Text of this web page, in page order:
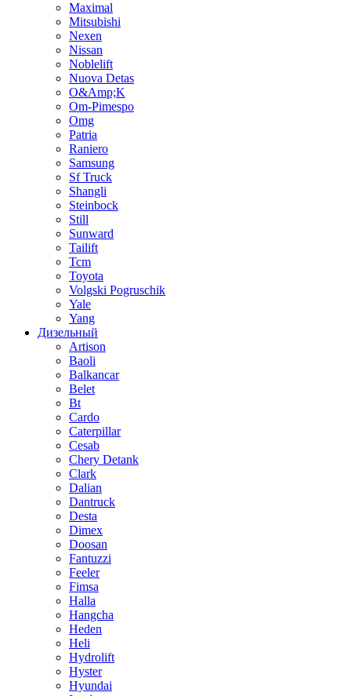
Maximal
Mitsubishi
Nexen
Nissan
Noblelift
Nuova Detas
O&Amp;K
Om-Pimespo
Omg
Patria
Raniero
Samsung
Sf Truck
Shangli
Steinbock
Still
Sunward
Tailift
Tcm
Toyota
Volgski Pogruschik
Yale
Yang
Дизельный
Artison
Baoli
Balkancar
Belet
Bt
Cardo
Caterpillar
Cesab
Chery Detank
Clark
Dalian
Dantruck
Desta
Dimex
Doosan
Fantuzzi
Feeler
Fimsa
Halla
Hangcha
Heden
Heli
Hydrolift
Hyster
Hyundai